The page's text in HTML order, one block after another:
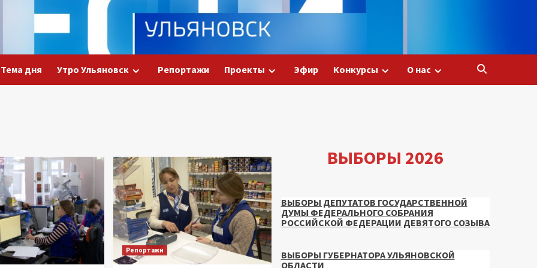
Тема дня Утро Ульяновск Репортажи Проекты Эфир Конкурсы О нас
Репортажи
ВЫБОРЫ 2026
ВЫБОРЫ ДЕПУТАТОВ ГОСУДАРСТВЕННОЙ
ДУМЫ ФЕДЕРАЛЬНОГО СОБРАНИЯ
РОССИЙСКОЙ ФЕДЕРАЦИИ ДЕВЯТОГО СОЗЫВА
ВЫБОРЫ ГУБЕРНАТОРА УЛЬЯНОВСКОЙ
ОБЛАСТИ